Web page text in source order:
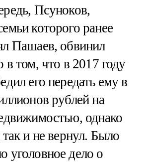
Псуноков,
которого ранее
Пашаев, обвинил
в том, что в 2017 году
его передать ему в
рублей на
однако
так и не вернул. Было
уголовное дело о